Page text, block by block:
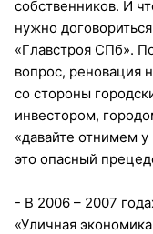
собственников. И
нужно
«Главстроя СПб».
вопрос, реновация
со стороны
инвестором,
«давайте отнимем
это опасный
- В 2006 – 2007
«Уличная